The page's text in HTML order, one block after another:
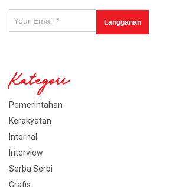
Kategori
Pemerintahan
Kerakyatan
Internal
Interview
Serba Serbi
Grafis